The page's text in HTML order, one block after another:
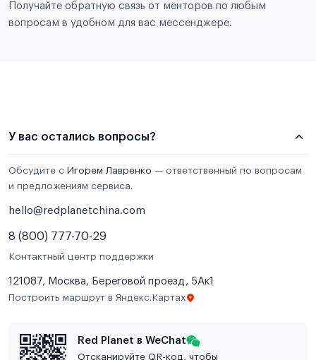
Получайте обратную связь от менторов по любым
вопросам в удобном для вас мессенджере.
У вас остались вопросы?
Обсудите с Игорем Лавренко — ответственный по вопросам
и предложениям сервиса.
hello@redplanetchina.com
8 (800) 777-70-29
Контактный центр поддержки
121087, Москва, Береговой проезд, 5Ак1
Построить маршрут в Яндекс.Картах
Red Planet в WeChat
Отсканируйте QR-код, чтобы